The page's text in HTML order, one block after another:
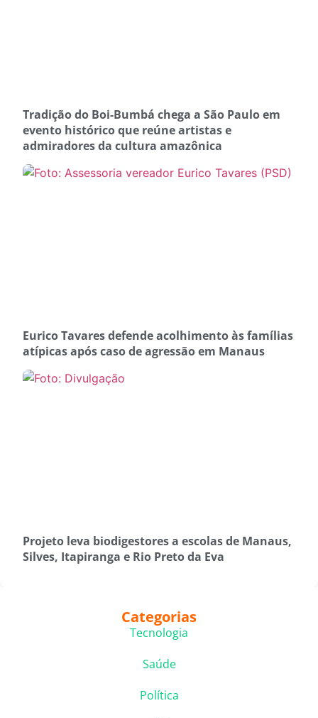
Tradição do Boi-Bumbá chega a São Paulo em
evento histórico que reúne artistas e
admiradores da cultura amazônica
Eurico Tavares defende acolhimento às famílias
atípicas após caso de agressão em Manaus
Projeto leva biodigestores a escolas de Manaus,
Silves, Itapiranga e Rio Preto da Eva
Categorias
Tecnologia
Saúde
Política